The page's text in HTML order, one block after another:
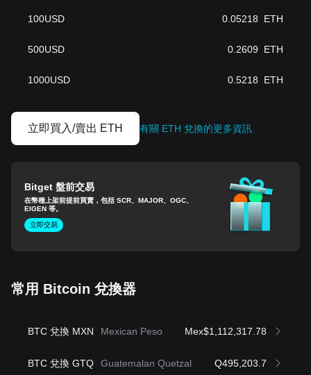
100USD 0.05218 ETH
500USD 0.2609 ETH
1000USD 0.5218 ETH
立即買入/賣出 ETH 有關 ETH 兌換的更多資訊
Bitget 盤前交易
在幣種上架前提前買賣，包括 SCR、MAJOR、OGC、
EIGEN 等。
立即交易
常用 Bitcoin 兌換器
BTC 兌換 MXN Mexican Peso Mex$1,112,317.78
BTC 兌換 GTQ Guatemalan Quetzal Q495,203.7